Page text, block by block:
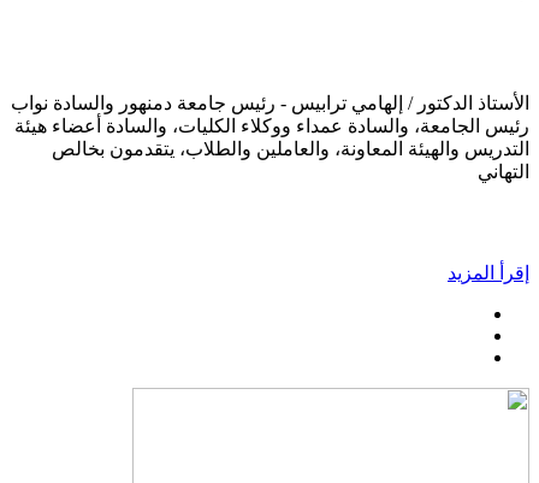
الأستاذ الدكتور / إلهامي ترابيس - رئيس جامعة دمنهور والسادة نواب
رئيس الجامعة، والسادة عمداء ووكلاء الكليات، والسادة أعضاء هيئة
التدريس والهيئة المعاونة، والعاملين والطلاب، يتقدمون بخالص
التهاني
إقرأ المزيد